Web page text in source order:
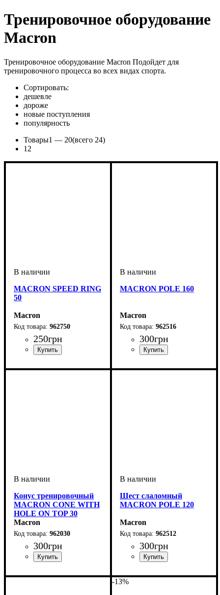
Тренировочное оборудование
Macron
Тренировочное оборудование Macron Подойдет для
тренировочного процесса во всех видах спорта.
Сортировать:
дешевле
дороже
новые поступления
популярность
Товары1 — 20(всего 24)
1 2
MACRON SPEED RING
50
Macron
962750
250грн
MACRON POLE 160
Macron
962516
300грн
Конус тренировочный
MACRON CONE WITH
HOLE ON TOP 30
(962030)
Macron
962030
300грн
Шест слаломный
MACRON POLE 120
Macron
962512
300грн
-13%